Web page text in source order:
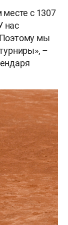
месте с 1307
нас
мы
–